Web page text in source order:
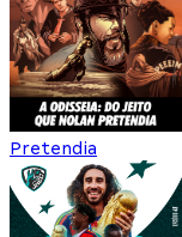
Pretendia